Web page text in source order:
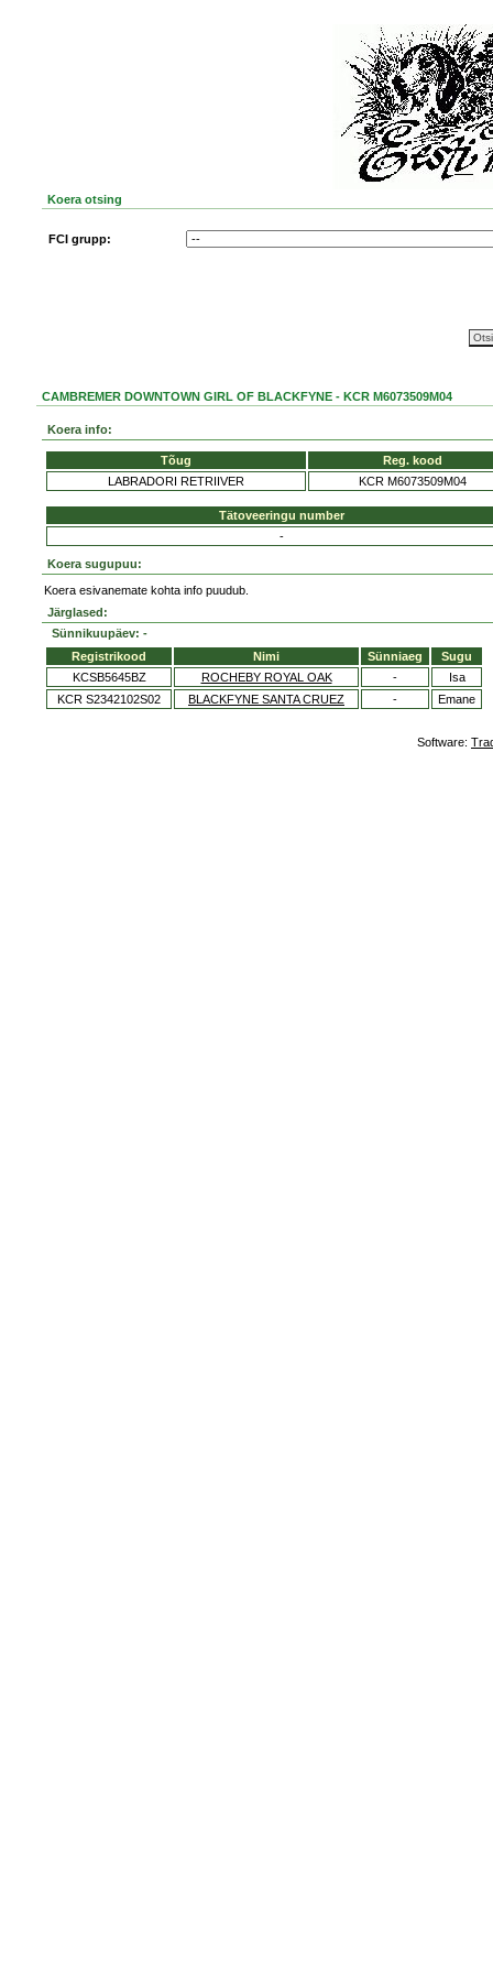
Koera otsing
FCI grupp:
CAMBREMER DOWNTOWN GIRL OF BLACKFYNE - KCR M6073509M04
Koera info:
Tõug
Reg. kood
LABRADORI RETRIIVER
KCR M6073509M04
Tätoveeringu number
-
Koera sugupuu:
Koera esivanemate kohta info puudub.
Järglased:
Sünnikuupäev: -
Registrikood
Nimi Sünniaeg
Sugu
KCSB5645BZ
ROCHEBY ROYAL OAK -
Isa
KCR S2342102S02
BLACKFYNE SANTA CRUEZ - Emane
Software: